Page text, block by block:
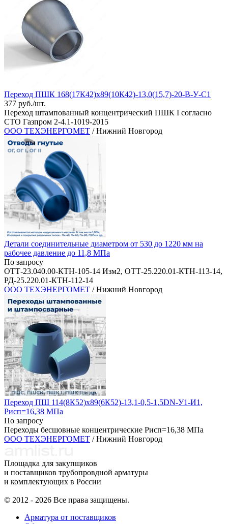
Переход ПШК 168(17К42)х89(10К42)-13,0(15,7)-20-В-У-C1
377 руб./шт.
Переход штампованный концентрический ПШК I согласно
СТО Газпром 2-4.1-1019-2015
ООО ТЕХЭНЕРГОМЕТ / Нижний Новгород
Детали соединительные диаметром от 530 до 1220 мм на
рабочее давление до 11,8 МПа
По запросу
ОТТ-23.040.00-КТН-105-14 Изм2, ОТТ-25.220.01-КТН-113-14,
РД-25.220.01-КТН-112-14
ООО ТЕХЭНЕРГОМЕТ / Нижний Новгород
Переход ПШ 114(8К52)х89(6К52)-13,1-0,5-1,5DN-У1-И1,
Рисп=16,38 МПа
По запросу
Переходы бесшовные концентрические Рисп=16,38 МПа
ООО ТЕХЭНЕРГОМЕТ / Нижний Новгород
Площадка для закупщиков
и поставщиков трубопровдной арматуры
и комплектующих в России
© 2012 - 2026 Все права защищены.
Арматура от поставщиков